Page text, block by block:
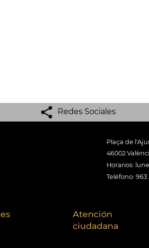
Redes Sociales
Plaça de
46002
Horarios:
Teléfono: 963
Atención
ciudadana